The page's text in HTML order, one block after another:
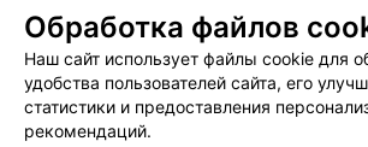
Пользовательское соглашение
Вакансии
Партнеры
Написать руководителю
Обработка файлов
Наш сайт использует файлы cookie для
удобства пользователей сайта, его
статистики и предоставления
рекомендаций.